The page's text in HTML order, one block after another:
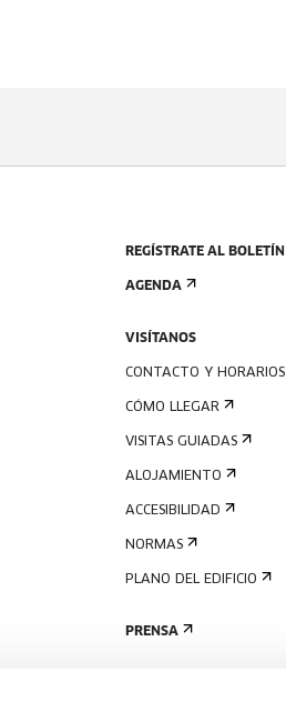
REGÍSTRATE AL BOLETÍN
AGENDA
VISÍTANOS
CONTACTO Y HORARIOS
CÓMO LLEGAR
VISITAS GUIADAS
ALOJAMIENTO
ACCESIBILIDAD
NORMAS
PLANO DEL EDIFICIO
PRENSA